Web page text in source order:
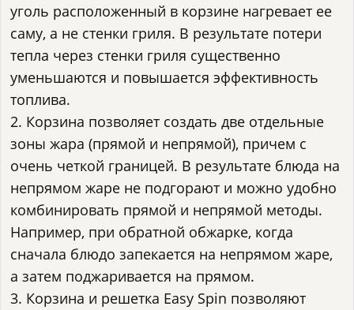
уголь расположенный в корзине нагревает ее
саму, а не стенки гриля. В результате потери
тепла через стенки гриля существенно
уменьшаются и повышается эффективность
топлива.
2. Корзина позволяет создать две отдельные
зоны жара (прямой и непрямой), причем с
очень четкой границей. В результате блюда на
непрямом жаре не подгорают и можно удобно
комбинировать прямой и непрямой методы.
Например, при обратной обжарке, когда
сначала блюдо запекается на непрямом жаре,
а затем поджаривается на прямом.
3. Корзина и решетка Easy Spin позволяют